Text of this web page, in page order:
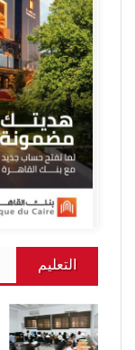
التعليم